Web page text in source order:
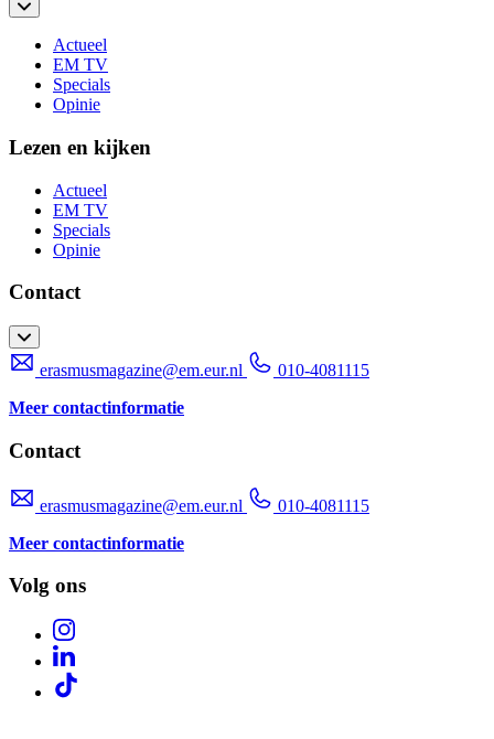
Actueel
EM TV
Specials
Opinie
Lezen en kijken
Actueel
EM TV
Specials
Opinie
Contact
erasmusmagazine@em.eur.nl
010-4081115
Meer contactinformatie
Contact
erasmusmagazine@em.eur.nl
010-4081115
Meer contactinformatie
Volg ons